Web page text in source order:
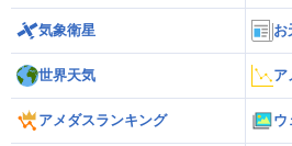
気象衛星 お
世界天気 ア
アメダスランキング ウ